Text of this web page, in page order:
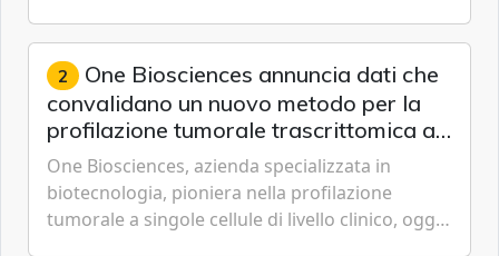
sostenibilità 2026, una panora...
2 One Biosciences annuncia dati che
convalidano un nuovo metodo per la
profilazione tumorale trascrittomica a
singole cellule da campioni istologici
One Biosciences, azienda specializzata in
biotecnologia, pioniera nella profilazione
tumorale a singole cellule di livello clinico, oggi